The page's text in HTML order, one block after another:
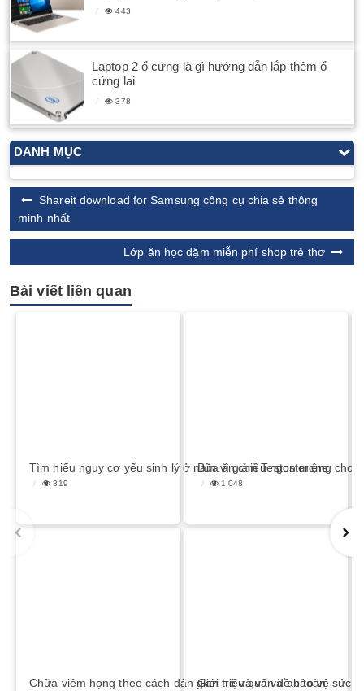
443
Laptop 2 ổ cứng là gì hướng dẫn lắp thêm ổ
cứng lai
378
DANH MỤC
Shareit download for Samsung công cụ chia sẻ thông
minh nhất
Lớp ăn học dặm miễn phí shop trẻ thơ
Bài viết liên quan
Tìm hiểu nguy cơ yếu sinh lý ở nam vì giảm Testosterone
319
Chữa viêm họng theo cách dân gian hiệu quả và an toàn
Bữa ăn chiều ngon miệng cho
1,048
Giới trẻ và vấn đề bảo vệ sức